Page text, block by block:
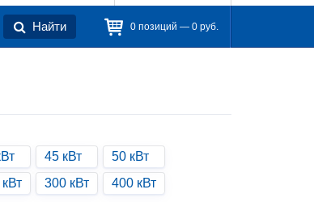
Найти 0 позиций — 0 руб.
45 кВт
50 кВт
300 кВт
400 кВт